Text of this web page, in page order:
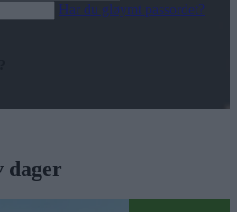
Har du gløymt passordet?
dager